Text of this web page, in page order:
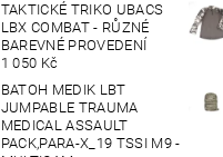
TAKTICKÉ TRIKO UBACS
LBX COMBAT - RŮZNÉ
BAREVNÉ PROVEDENÍ
1 050 Kč
BATOH MEDIK LBT
JUMPABLE TRAUMA
MEDICAL ASSAULT
PACK,PARA-X_19 TSSI M9 -